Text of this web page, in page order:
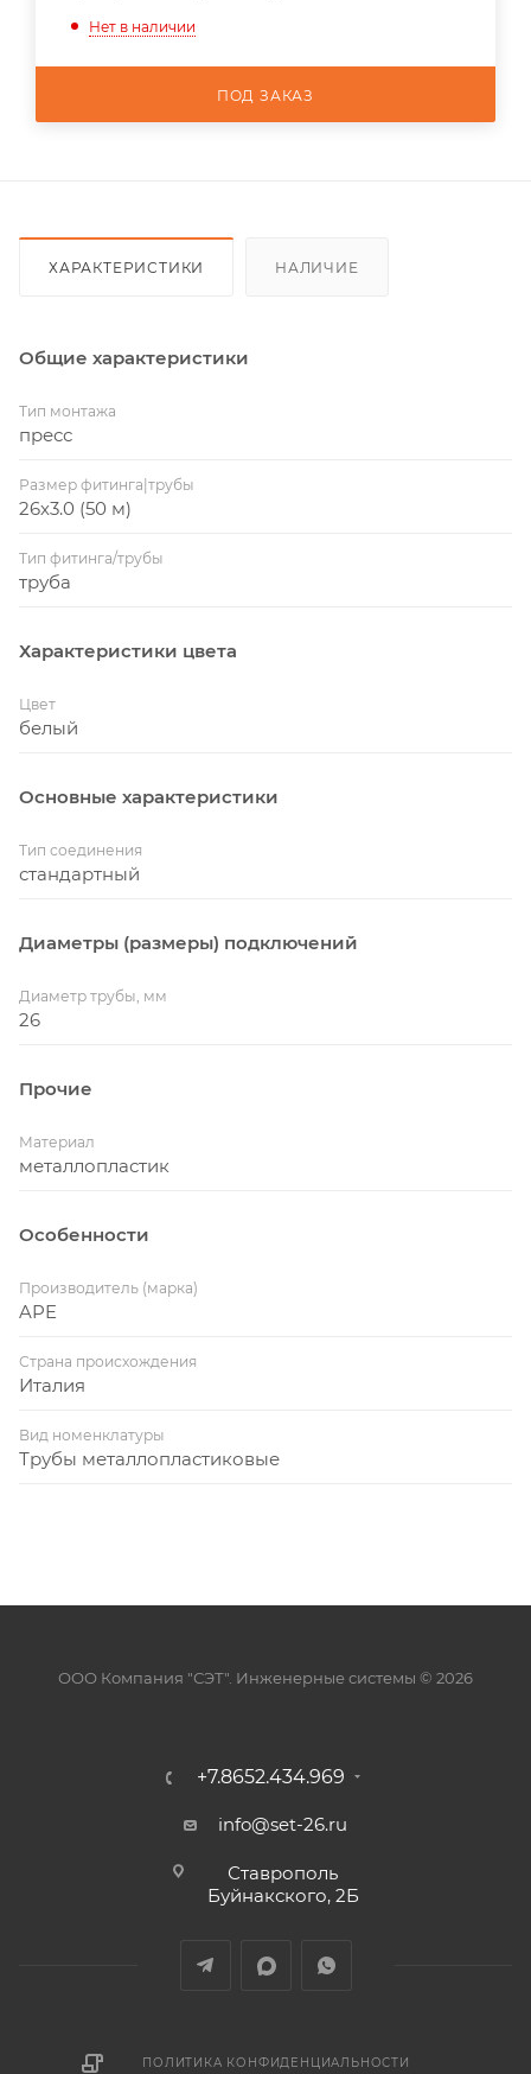
Нет в наличии
ПОД ЗАКАЗ
ХАРАКТЕРИСТИКИ НАЛИЧИЕ
Общие характеристики
Тип монтажа
пресс
Размер фитинга|трубы
26х3.0 (50 м)
Тип фитинга/трубы
труба
Характеристики цвета
Цвет
белый
Основные характеристики
Тип соединения
стандартный
Диаметры (размеры) подключений
Диаметр трубы, мм
26
Прочие
Материал
металлопластик
Особенности
Производитель (марка)
APE
Страна происхождения
Италия
Вид номенклатуры
Трубы металлопластиковые
ООО Компания "СЭТ". Инженерные системы © 2026
+7.8652.434.969
info@set-26.ru
Ставрополь
Буйнакского, 2Б
ПОЛИТИКА КОНФИДЕНЦИАЛЬНОСТИ